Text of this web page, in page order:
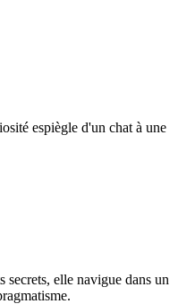
espiègle d'un chat à une
secrets, elle navigue dans un